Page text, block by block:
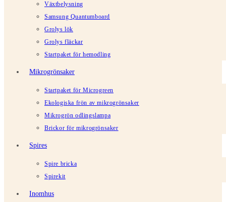
Växtbelysning
Samsung Quantumboard
Grolys lök
Grolys fläckar
Startpaket för hemodling
Mikrogrönsaker
Startpaket för Microgreen
Ekologiska frön av mikrogrönsaker
Mikrogrön odlingslampa
Brickor för mikrogrönsaker
Spires
Spire bricka
Spirekit
Inomhus